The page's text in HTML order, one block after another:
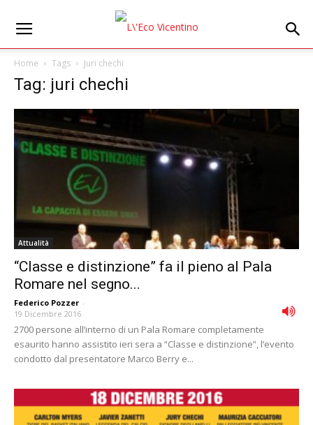
Home Tags Juri chechi
Tag: juri chechi
Attualità
“Classe e distinzione” fa il pieno al Pala
Romare nel segno...
Federico Pozzer -
19 Dicembre 2016
2700 persone all’interno di un Pala Romare completamente
esaurito hanno assistito ieri sera a “Classe e distinzione”, l’evento
condotto dal presentatore Marco Berry e...